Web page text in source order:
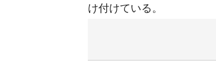
け付けている。